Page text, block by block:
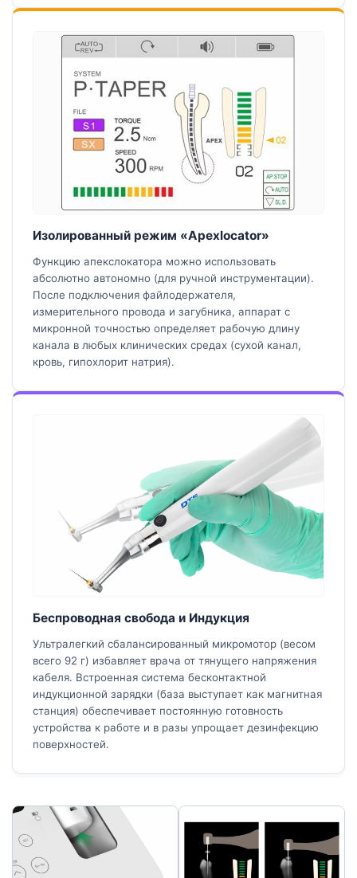
Изолированный режим «Apexlocator»
Функцию апекслокатора можно использовать
абсолютно автономно (для ручной инструментации).
После подключения файлодержателя,
измерительного провода и загубника, аппарат с
микронной точностью определяет рабочую длину
канала в любых клинических средах (сухой канал,
кровь, гипохлорит натрия).
Беспроводная свобода и Индукция
Ультралегкий сбалансированный микромотор (весом
всего 92 г) избавляет врача от тянущего напряжения
кабеля. Встроенная система бесконтактной
индукционной зарядки (база выступает как магнитная
станция) обеспечивает постоянную готовность
устройства к работе и в разы упрощает дезинфекцию
поверхностей.